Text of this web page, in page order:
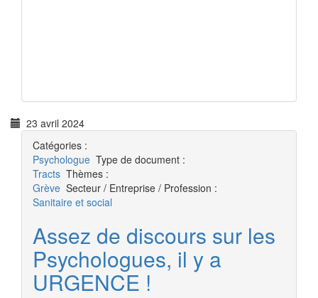
23 avril 2024
Catégories :
Psychologue Type de document :
Tracts Thèmes :
Grève Secteur / Entreprise / Profession :
Sanitaire et social
Assez de discours sur les
Psychologues, il y a
URGENCE !